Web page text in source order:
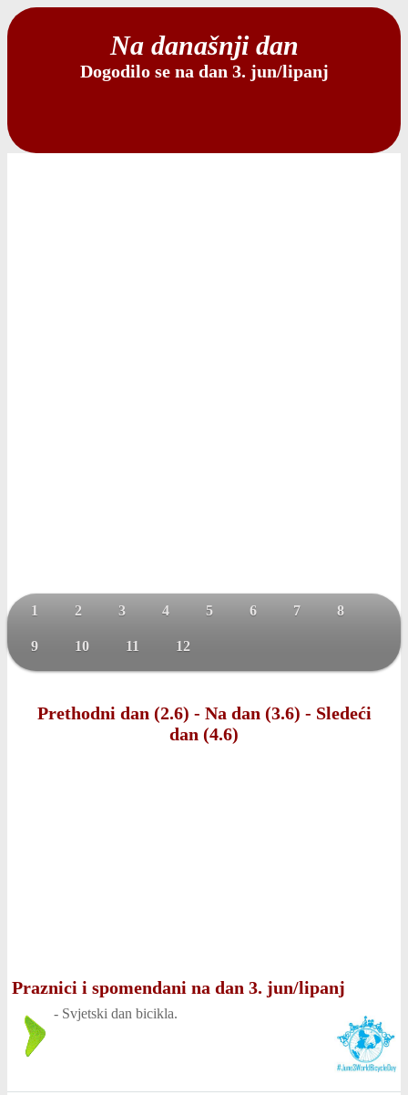
Na današnji dan
Dogodilo se na dan 3. jun/lipanj
1 2 3 4 5 6 7 8
9 10 11 12
Prethodni dan (2.6) - Na dan (3.6) - Sledeći
dan (4.6)
Praznici i spomendani na dan 3. jun/lipanj
- Svjetski dan bicikla.